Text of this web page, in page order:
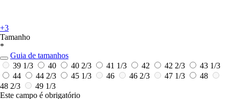
+3
Tamanho
*
Guia de tamanhos
39 1/3
40 40 2/3 41 1/3 42 42 2/3
43 1/3
44
44 2/3 45 1/3 46 46 2/3 47 1/3
48
48 2/3
49 1/3
Este campo é obrigatório